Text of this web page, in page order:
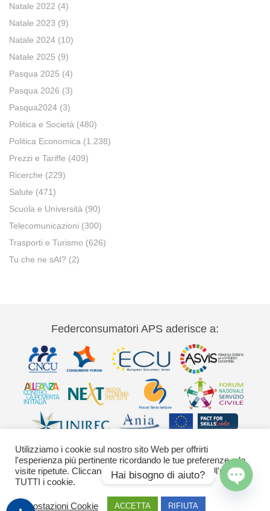
Natale 2022 (4)
Natale 2023 (9)
Natale 2024 (10)
Natale 2025 (9)
Pasqua 2025 (4)
Pasqua 2026 (3)
Pasqua2024 (3)
Politica e Società (480)
Politica Economica (1.238)
Prezzi e Tariffe (409)
Ricerche (229)
Salute (471)
Scuola e Università (90)
Telecomunicazioni (300)
Trasporti e Turismo (626)
Tu che ne sAI? (2)
Federconsumatori APS aderisce a:
Via Palestro 11 00185 Roma - tel 06
42020755-9 federconsumatori@federconsumatori.it Ufficio stampa tel: 06
Utilizziamo i cookie sul nostro sito Web per offrirti
l'esperienza più pertinente ricordando le tue preferenze e le
visite ripetute. Cliccando su "Accetta" acconsenti all'uso di
TUTTI i cookie.
Impostazioni Cookie ACCETTA RIFIUTA
Hai bisogno di aiuto?